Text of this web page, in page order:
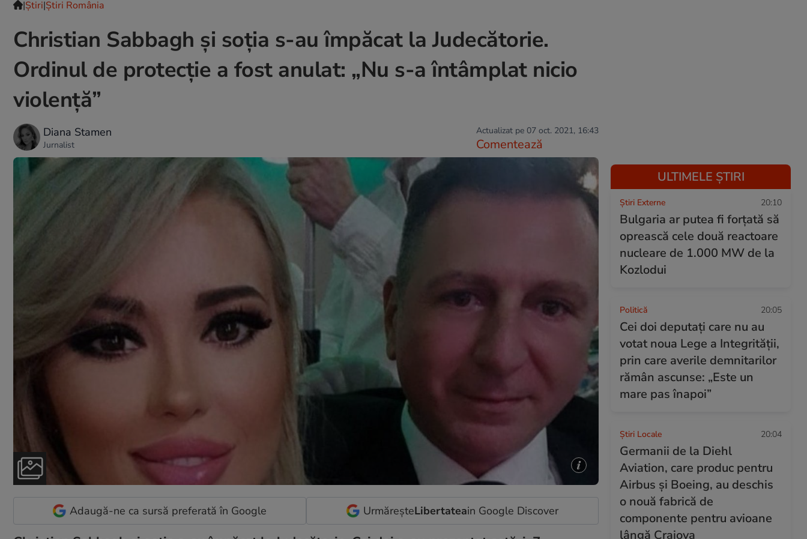
|Ştiri|Știri România
Christian Sabbagh și soția s-au împăcat la Judecătorie.
Ordinul de protecție a fost anulat: „Nu s-a întâmplat nicio
violență”
Diana Stamen
Jurnalist
Actualizat pe 07 oct. 2021, 16:43
Comentează
Adaugă-ne ca sursă preferată în Google UrmăreșteLibertateain Google Discover
ULTIMELE ȘTIRI
Știri Externe 20:10
Bulgaria ar putea fi forțată să
oprească cele două reactoare
nucleare de 1.000 MW de la
Kozlodui
Politică 20:05
Cei doi deputați care nu au
votat noua Lege a Integrității,
prin care averile demnitarilor
rămân ascunse: „Este un
mare pas înapoi”
Știri Locale 20:04
Germanii de la Diehl
Aviation, care produc pentru
Airbus și Boeing, au deschis
o nouă fabrică de
componente pentru avioane
lângă Craiova